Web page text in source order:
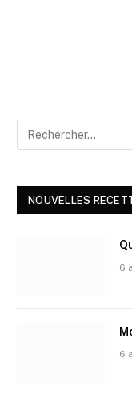
NOUVELLES
6
6